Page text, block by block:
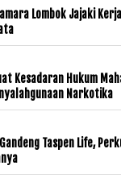
Lombok Jajaki
Kesadaran Hukum
Narkotika
Taspen Life,